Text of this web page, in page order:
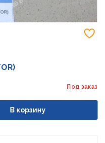
Под заказ
В корзину